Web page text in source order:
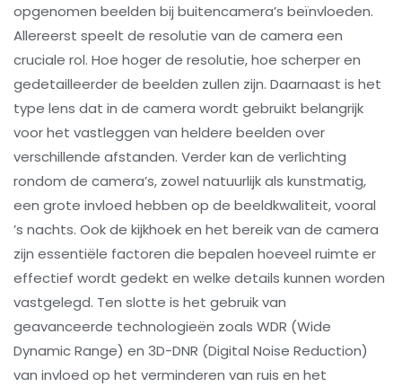
opgenomen beelden bij buitencamera’s beïnvloeden.
Allereerst speelt de resolutie van de camera een
cruciale rol. Hoe hoger de resolutie, hoe scherper en
gedetailleerder de beelden zullen zijn. Daarnaast is het
type lens dat in de camera wordt gebruikt belangrijk
voor het vastleggen van heldere beelden over
verschillende afstanden. Verder kan de verlichting
rondom de camera’s, zowel natuurlijk als kunstmatig,
een grote invloed hebben op de beeldkwaliteit, vooral
’s nachts. Ook de kijkhoek en het bereik van de camera
zijn essentiële factoren die bepalen hoeveel ruimte er
effectief wordt gedekt en welke details kunnen worden
vastgelegd. Ten slotte is het gebruik van
geavanceerde technologieën zoals WDR (Wide
Dynamic Range) en 3D-DNR (Digital Noise Reduction)
van invloed op het verminderen van ruis en het